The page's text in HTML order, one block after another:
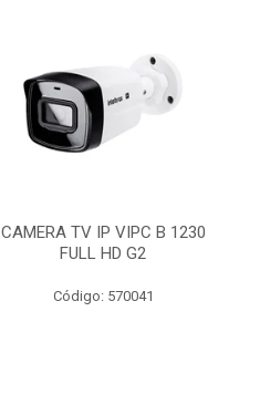
CAMERA TV IP VIPC B 1230
FULL HD G2
Código: 570041